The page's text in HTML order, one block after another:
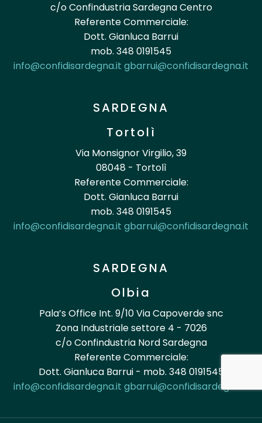
c/o Confindustria Sardegna Centro
Referente Commerciale:
Dott. Gianluca Barrui
mob. 348 0191545
info@confidisardegna.it gbarrui@confidisardegna.it
SARDEGNA
Tortolì
Via Monsignor Virgilio, 39
08048 - Tortolì
Referente Commerciale:
Dott. Gianluca Barrui
mob. 348 0191545
info@confidisardegna.it gbarrui@confidisardegna.it
SARDEGNA
Olbia
Pala’s Office Int. 9/10 Via Capoverde snc
Zona Industriale settore 4 - 7026
c/o Confindustria Nord Sardegna
Referente Commerciale:
Dott. Gianluca Barrui - mob. 348 0191545
info@confidisardegna.it gbarrui@confidisardegna.it